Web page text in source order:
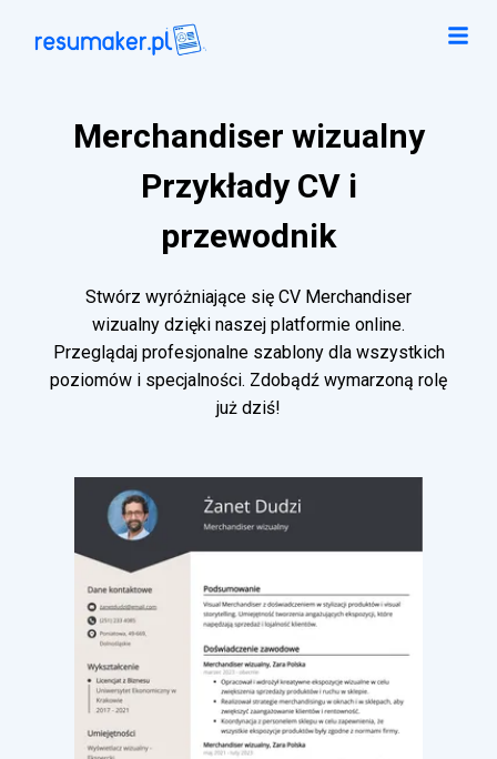
Merchandiser wizualny
Przykłady CV i
przewodnik
Stwórz wyróżniające się CV Merchandiser
wizualny dzięki naszej platformie online.
Przeglądaj profesjonalne szablony dla wszystkich
poziomów i specjalności. Zdobądź wymarzoną rolę
już dziś!